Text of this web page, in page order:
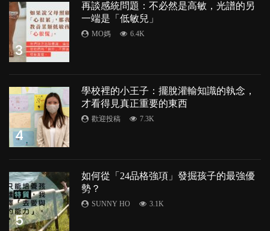
3
再談感統問題：不必然是高敏，光譜的另
一端是「低敏兒」
MO媽 6.4K
4
學校裡的小王子：擺脫灌輸知識的執念，
才看得見真正重要的東西
歡迎投稿 7.3K
5
如何從「24品格強項」發掘孩子的最強優
勢？
SUNNY HO 3.1K